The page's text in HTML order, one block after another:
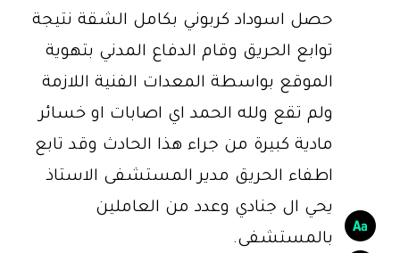
حصل اسوداد كربوني بكامل الشقة نتيجة
توابع الحريق وقام الدفاع المدني بتهوية
الموقع بواسطة المعدات الفنية اللازمة
ولم تقع ولله الحمد اي اصابات او خسائر
مادية كبيرة من جراء هذا الحادث وقد تابع
اطفاء الحريق مدير المستشفى الاستاذ
يحي ال جنادي وعدد من العاملين
بالمستشفى.